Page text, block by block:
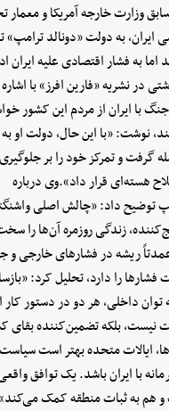
وزارت خارجه آمریکا و معمار
ایران، به دولت «دونالد ترامپ»
به فشار اقتصادی علیه ایران
در نشریه «فارین افرز» با اشاره
با ایران از مردم این کشور
نوشت: «با این حال، دولت او
گرفت و تمرکز خود را بر
هسته‌ای قرار داد».وی درباره
توضیح داد:‌ «چالش اصلی
زندگی روزمره آن‌ها را
ریشه در فشارهای خارجی و
را دارد، تحلیل کرد:‌
توان داخلی، هر دو در دستور
نیست، بلکه تضمین‌کننده بقای
ایالات متحده بهتر است
با ایران باشد. یک توافق
و هم به ثبات منطقه کمک